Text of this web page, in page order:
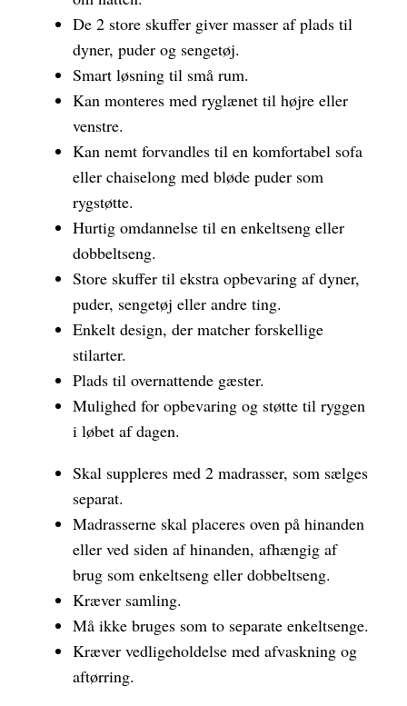
De 2 store skuffer giver masser af plads til
dyner, puder og sengetøj.
Smart løsning til små rum.
Kan monteres med ryglænet til højre eller
venstre.
Kan nemt forvandles til en komfortabel sofa
eller chaiselong med bløde puder som
rygstøtte.
Hurtig omdannelse til en enkeltseng eller
dobbeltseng.
Store skuffer til ekstra opbevaring af dyner,
puder, sengetøj eller andre ting.
Enkelt design, der matcher forskellige
stilarter.
Plads til overnattende gæster.
Mulighed for opbevaring og støtte til ryggen
i løbet af dagen.
Skal suppleres med 2 madrasser, som sælges
separat.
Madrasserne skal placeres oven på hinanden
eller ved siden af hinanden, afhængig af
brug som enkeltseng eller dobbeltseng.
Kræver samling.
Må ikke bruges som to separate enkeltsenge.
Kræver vedligeholdelse med afvaskning og
aftørring.